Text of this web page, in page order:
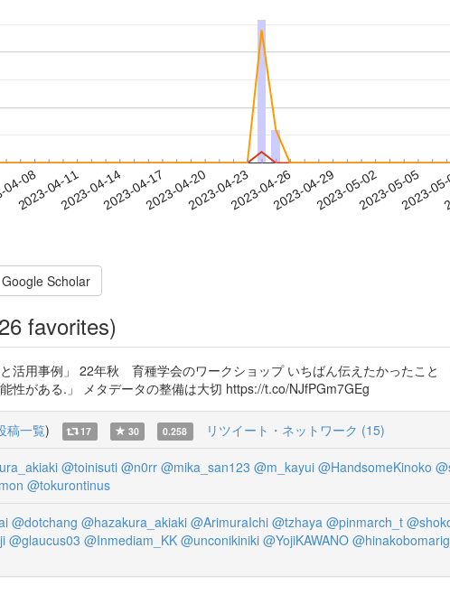
08
2023-04-112023-04-142023-04-172023-04-202023-04-232023-04-262023-04-292023-05-022023-05-05
2023-
Google Scholar
favorites)
活用事例」 22年秋 育種学会のワークショップ いちばん伝えたかったこと
性がある.」 メタデータの整備は大切 https://t.co/NJfPGm7GEg
稿一覧) 17 30 0.258 リツイート・ネットワーク (15)
@toinisuti @n0rr @mika_san123 @m_kayui @HandsomeKinoko
@tokurontinus
@dotchang @hazakura_akiaki @ArimuraIchi @tzhaya @pinmarch_t
@glaucus03 @Inmediam_KK @unconikiniki @YojiKAWANO